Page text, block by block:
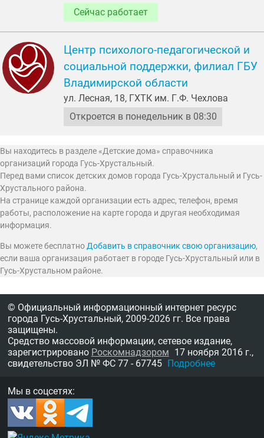
Сейчас работает
Центр психолого-педагогической и
социальной поддержки, филиал ГБУ
Владимирской области
ул. Лесная, 18, ГХТК им. Г.Ф. Чехлова
Откроется в понедельник в 08:30
Вы находитесь в разделе «Детские дома» справочника
организаций города Гусь-Хрустальный.
Перед вами список детских домов города Гусь-Хрустальный и Гусь-
Хрустального района.
На странице каждой организации есть адрес, телефон, время
работы, расположение на карте города и другая необходимая
информация.
Вы можете бесплатноДобавить в справочник свою организацию,
если ваша организация работает в городе Гусь-Хрустальный или в
Гусь-Хрустальном районе.
© Официальный информационный интернет ресурс
города Гусь-Хрустальный, 2009-2026 гг. Все права
защищены.
Средство массовой информации, сетевое издание,
зарегистрировано Роскомнадзором 17 ноября 2016 г.,
свидетельство ЭЛ № ФС 77 - 67745 Подробнее
Мы в соцсетях: